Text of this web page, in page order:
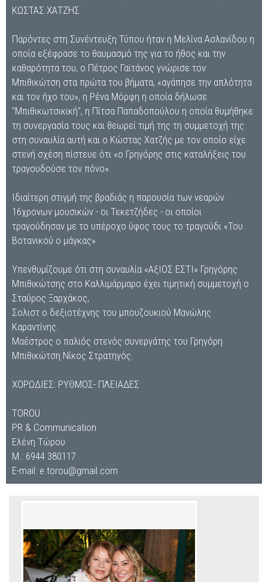
ΚΩΣΤΑΣ ΧΑΤΖΗΣ
Παρόντες στη Συνέντευξη Τύπου ήταν η Μελίνα Ασλανίδου η
οποία εξέφρασε το θαυμασμό της για το ήθος και την
καθαρότητα του, ο Πέτρος Γαϊτάνος γνώρισε τον
Μπιθικώτση στα πρώτα του βήματα, «αγάπησε την απλότητα
και τον ήχο του», η Ρένα Μόρφη η οποία δήλωσε
"Μπιθικωτσικική", η Πίτσα Παπαδοπούλου η οποία θυμήθηκε
τη συνεργασία τους και θεωρεί τιμή της τη συμμετοχή της
στη συναυλία αυτή και ο Κώστας Χατζής με τον οποίο είχε
στενή σχέση πίστευε ότι «ο Γρηγόρης στις καταλήξεις του
τραγουδούσε τον πόνο».
Ιδιαίτερη στιγμή της βραδιάς η παρουσία των νεαρών
16χρονων μουσικών - οι Τεκετζήδες - οι οποίοι
τραγούδησαν με το υπέροχο ύφος τους το τραγούδι «Του
Βοτανικού ο μάγκας»
Υπενθυμίζουμε ότι στη συναυλία «ΑξΙΟΣ ΕΣΤΙ» Γρηγόρης
Μπιθικώτσης στο Καλλιμάρμαρο έχει τιμητική συμμετοχή ο
Σταύρος Ξαρχάκος,
Σολιστ ο δεξιοτέχνης του μπουζουκιού Μανώλης
Καραντίνης.
Μαέστρος ο παλιός στενός συνεργάτης του Γρηγόρη
Μπιθικώτση Νίκος Στρατηγός.
ΧΟΡΩΔΙΕΣ: ΡΥΘΜΟΣ- ΠΛΕΙΑΔΕΣ
TOROU
PR & Communication
Ελένη Τώρου
Μ.: 6944 380117
E-mail: e.torou@gmail.com